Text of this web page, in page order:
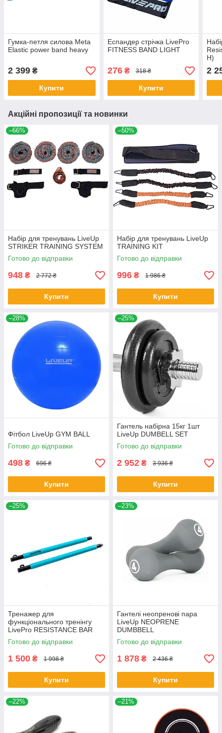
Гумка-петля силова Meta
Elastic power band heavy
2 399 ₴
Купити
Еспандер стрічка LivePro
FITNESS BAND LIGHT
276₴ 318 ₴
Купити
H)
2
Акційні пропозиції та новинки
–66%
Набiр для тренувань LiveUp
STRIKER TRAINING SYSTEM
Готово до відправки
948 ₴ 2 772 ₴
Купити
–50%
Набір для тренувань LiveUp
TRAINING KIT
Готово до відправки
996 ₴ 1 986 ₴
Купити
–28%
Фітбол LiveUp GYM BALL
Готово до відправки
498 ₴ 696 ₴
Купити
–25%
Гантель набірна 15кг 1шт
LiveUp DUMBELL SET
Готово до відправки
2 952 ₴ 3 936 ₴
Купити
–25%
Тренажер для
функціонального тренінгу
LivePro RESISTANCE BAR
SET
Готово до відправки
1 500 ₴ 1 998 ₴
Купити
–23%
Гантелі неопренові пара
LiveUp NEOPRENE
DUMBBELL
Готово до відправки
1 878 ₴ 2 436 ₴
Купити
–22% –21%